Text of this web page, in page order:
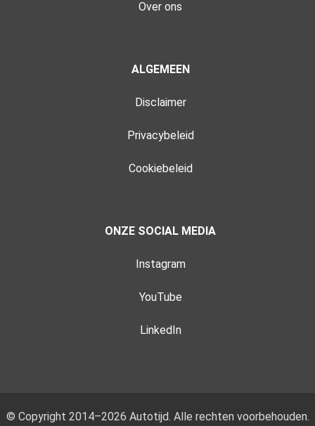
Over ons
ALGEMEEN
Disclaimer
Privacybeleid
Cookiebeleid
ONZE SOCIAL MEDIA
Instagram
YouTube
LinkedIn
© Copyright 2014–2026 Autotijd. Alle rechten voorbehouden.